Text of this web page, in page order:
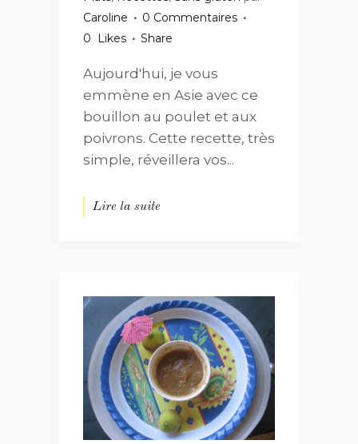
Caroline
0 Commentaires
0
Likes Share
Aujourd'hui, je vous
emmène en Asie avec ce
bouillon au poulet et aux
poivrons. Cette recette, très
simple, réveillera vos...
Lire la suite